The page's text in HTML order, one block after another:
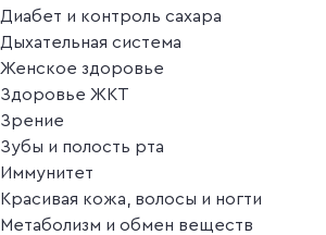
Диабет и контроль сахара
Дыхательная система
Женское здоровье
Здоровье ЖКТ
Зрение
Зубы и полость рта
Иммунитет
Красивая кожа, волосы и ногти
Метаболизм и обмен веществ